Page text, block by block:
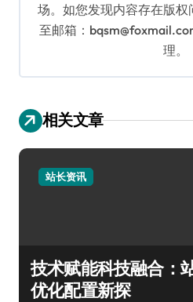
场。如您发现内容存在版
至邮箱：
理。
相关文章
站长资讯
技术赋能科技融合：
优化配置新探